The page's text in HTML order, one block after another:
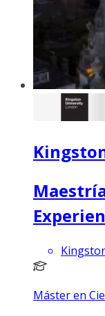
Máster en